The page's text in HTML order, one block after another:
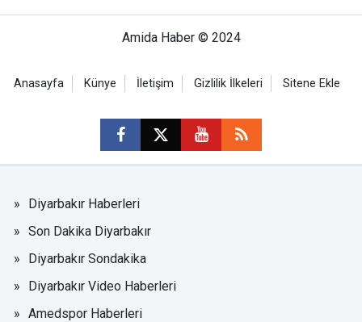
Amida Haber © 2024
Anasayfa Künye İletişim Gizlilik İlkeleri Sitene Ekle
Diyarbakır Haberleri
Son Dakika Diyarbakır
Diyarbakır Sondakika
Diyarbakır Video Haberleri
Amedspor Haberleri